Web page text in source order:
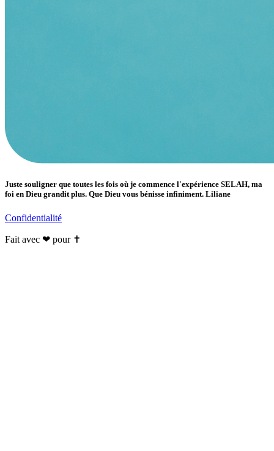
Juste souligner que toutes les fois où je commence l'expérience SELAH, ma
foi en Dieu grandit plus. Que Dieu vous bénisse infiniment. Liliane
Confidentialité
Fait avec ❤ pour ✝️️